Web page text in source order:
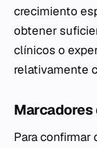
crecimiento
obtener
clínicos o
relativamente
Para